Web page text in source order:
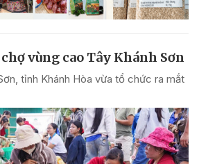
vùng cao Tây Khánh Sơn
tỉnh Khánh Hòa vừa tổ chức ra mắt